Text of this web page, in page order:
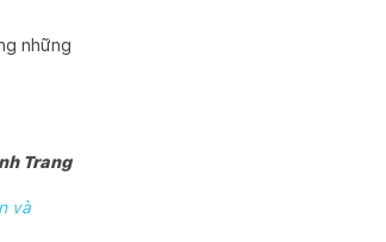
những
Trang
và